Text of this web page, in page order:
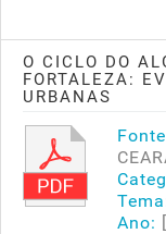
O CICLO DO
FORTALEZA:
URBANAS
Ano: